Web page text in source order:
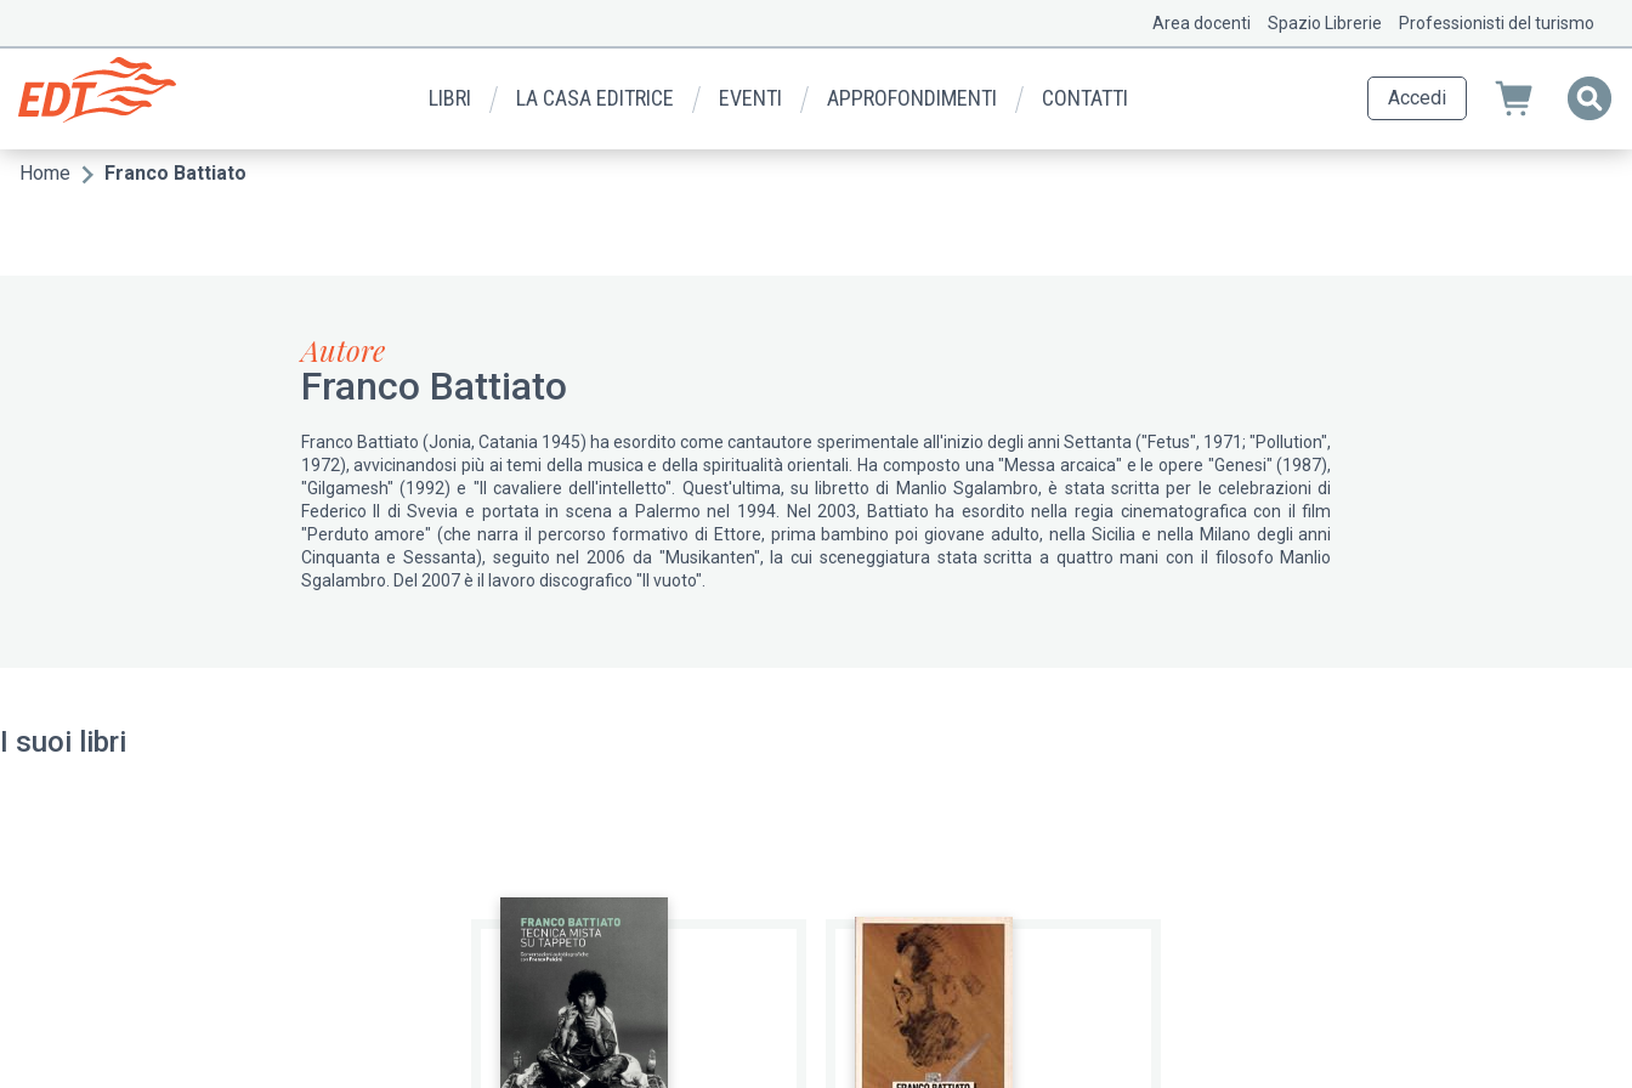
contenuto
principale
Menu
secondario
Area docenti Spazio Librerie Professionisti del turismo
LIBRI LA CASA EDITRICE EVENTI APPROFONDIMENTI CONTATTI Accedi
Briciole
Home Franco Battiato
Autore
Franco Battiato
Franco Battiato (Jonia, Catania 1945) ha esordito come cantautore sperimentale all'inizio degli anni Settanta ("Fetus", 1971; "Pollution",
1972), avvicinandosi più ai temi della musica e della spiritualità orientali. Ha composto una "Messa arcaica" e le opere "Genesi" (1987),
"Gilgamesh" (1992) e "Il cavaliere dell'intelletto". Quest'ultima, su libretto di Manlio Sgalambro, è stata scritta per le celebrazioni di
Federico II di Svevia e portata in scena a Palermo nel 1994. Nel 2003, Battiato ha esordito nella regia cinematografica con il film
"Perduto amore" (che narra il percorso formativo di Ettore, prima bambino poi giovane adulto, nella Sicilia e nella Milano degli anni
Cinquanta e Sessanta), seguito nel 2006 da "Musikanten", la cui sceneggiatura stata scritta a quattro mani con il filosofo Manlio
Sgalambro. Del 2007 è il lavoro discografico "Il vuoto".
I suoi libri